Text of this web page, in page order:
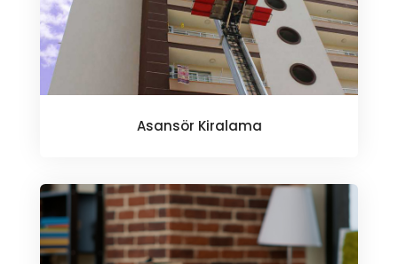
Asansör Kiralama